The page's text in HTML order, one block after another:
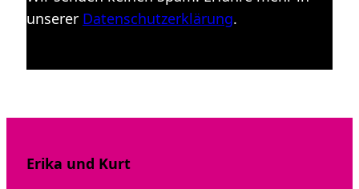
unserer Datenschutzerklärung.
Erika und Kurt